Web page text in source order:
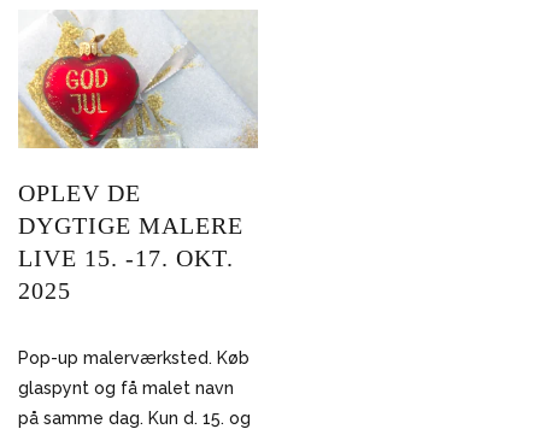
OPLEV DE
DYGTIGE MALERE
LIVE 15. -17. OKT.
2025
Pop-up malerværksted. Køb
glaspynt og få malet navn
på samme dag. Kun d. 15. og